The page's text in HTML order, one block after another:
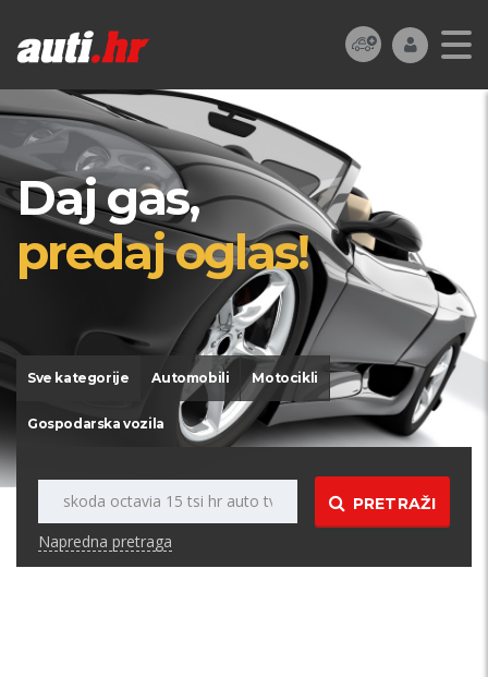
Daj gas,
predaj oglas!
Sve kategorije Automobili Motocikli
Gospodarska vozila
PRETRAŽI
Napredna pretraga